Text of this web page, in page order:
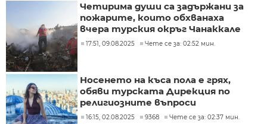
Четирима души са задържани за
пожарите, които обхванаха
вчера турския окръг Чанаккале
17:51, 09.08.2025 Чете се за: 02:52 мин.
Носенето на къса пола е грях,
обяви турската Дирекция по
религиозните въпроси
16:15, 02.08.2025 9368 Чете се за: 02:37 мин.